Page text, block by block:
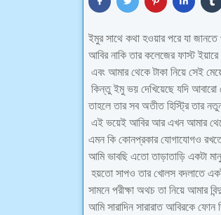
ইমুর সাথে কথা হওয়ার পরে যা
আবির নাকি তার কলেজের ফাস্ট
এবং আমার থেকে টাকা নিয়ে সেই
কিন্তু ইমু ভয় দেখিয়েছে যদি আবারো
তাহলে তার সব অতীত হিস্ট্রি তার
এই ভয়েই আবির আর এখন আমার
এমন কি কোনপ্রকার যোগাযোগও
আমি ভাবছি এতো তাড়াতাড়ি একটা
হয়তো সাপও তার খোলস বদলাতে
সামনে পরীক্ষা অথচ তা নিয়ে আমার
আমি সারাদিন সারারাত আবিরকে ফোন